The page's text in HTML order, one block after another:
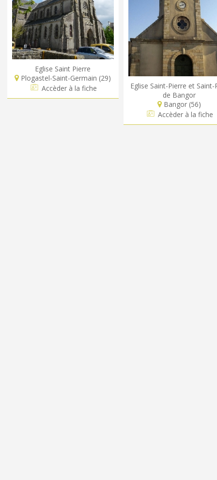
Eglise Saint Pierre
Plogastel-Saint-Germain (29)
Accèder à la fiche
Eglise Saint-Pierre et Saint-
de Bangor
Bangor (56)
Accèder à la fiche